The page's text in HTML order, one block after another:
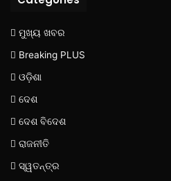
ମୁଖ୍ୟ ଖବର
Breaking PLUS
ଓଡ଼ିଶା
ଦେଶ
ଦେଶ ବିଦେଶ
ରାଜନୀତି
ସ୍ୱତନ୍ତ୍ର